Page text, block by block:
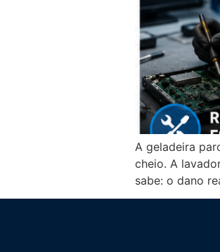
A geladeira
cheio. A
sabe: o dano